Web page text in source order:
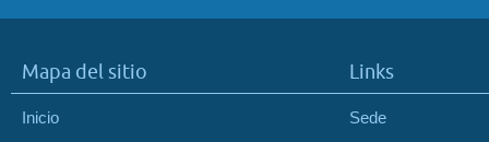
Mapa del sitio
Inicio
Links
Sede